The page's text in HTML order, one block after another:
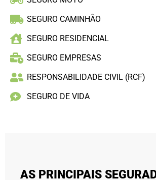
SEGURO CAMINHÃO
SEGURO RESIDENCIAL
SEGURO EMPRESAS
RESPONSABILIDADE CIVIL (RCF)
SEGURO DE VIDA
AS PRINCIPAIS